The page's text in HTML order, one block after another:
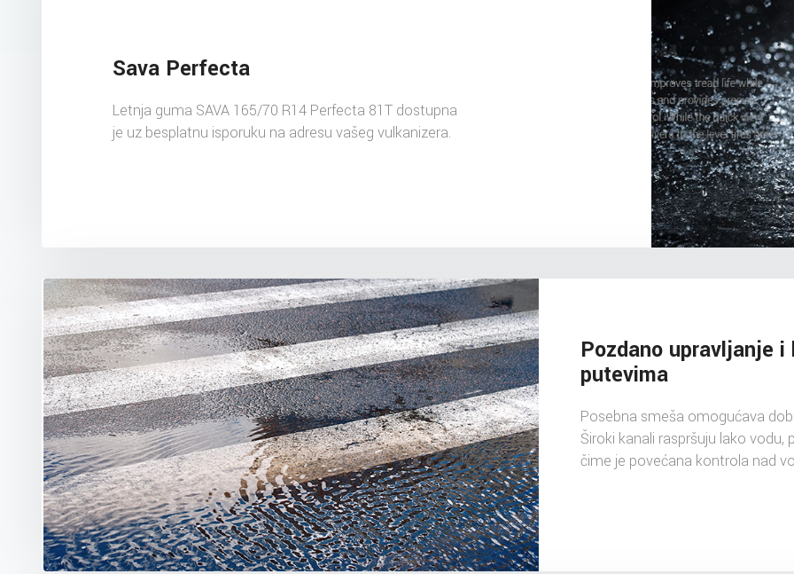
Sava Perfecta
Letnja guma SAVA 165/70 R14 Perfecta 81T dostupna
je uz besplatnu isporuku na adresu vašeg vulkanizera.
Pozdano upravljanje
putevima
Posebna smeša omogućava
Široki kanali raspršuju lako
čime je povećana kontrola nad